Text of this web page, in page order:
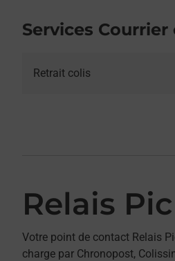
Services Courrier
Retrait colis
Relais
Votre point de contact Relais
charge par Chronopost,